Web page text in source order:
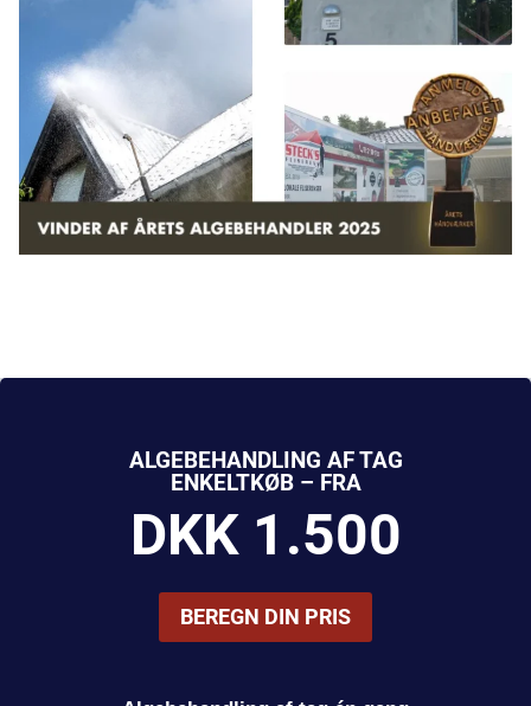
ALGEBEHANDLING AF TAG
ENKELTKØB – FRA
DKK 1.500
BEREGN DIN PRIS